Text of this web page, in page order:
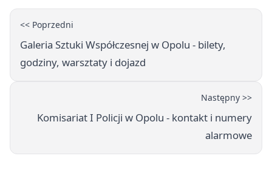
<< Poprzedni
Galeria Sztuki Współczesnej w Opolu - bilety,
godziny, warsztaty i dojazd
Następny >>
Komisariat I Policji w Opolu - kontakt i numery
alarmowe